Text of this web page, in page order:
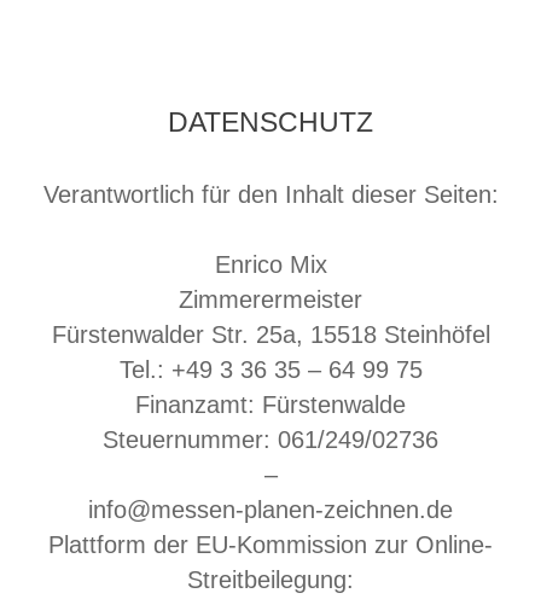
DATENSCHUTZ
Verantwortlich für den Inhalt dieser Seiten:
Enrico Mix
Zimmerermeister
Fürstenwalder Str. 25a, 15518 Steinhöfel
Tel.: +49 3 36 35 – 64 99 75
Finanzamt: Fürstenwalde
Steuernummer: 061/249/02736
–
info@messen-planen-zeichnen.de
Plattform der EU-Kommission zur Online-
Streitbeilegung: